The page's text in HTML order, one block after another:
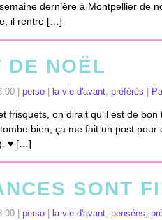
dernière à Montpellier de
il rentre […]
DE NOËL
| perso la vie d'avant préférés
frisquets, on dirait qu’il est de
bien, ça me fait un post
♥ […]
SONT
| perso la vie d'avant, pensées,